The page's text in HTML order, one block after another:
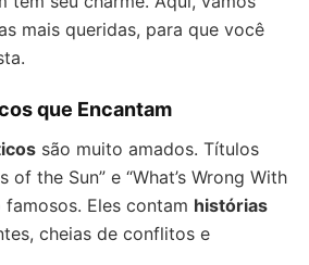
mais queridas, para que você
que Encantam
são muito amados. Títulos
of the Sun” e “What’s Wrong With
famosos. Eles contam histórias
cheias de conflitos e